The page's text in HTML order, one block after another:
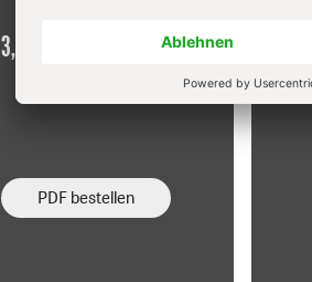
3,90 €
PDF bestellen